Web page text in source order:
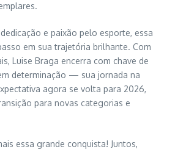
e paixão pelo esporte, essa
em sua trajetória brilhante. Com
Luise Braga encerra com chave de
determinação — sua jornada na
agora se volta para 2026,
para novas categorias e
essa grande conquista! Juntos,